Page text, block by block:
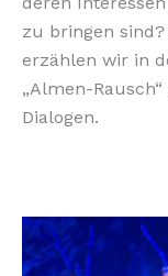
zu bringen
erzählen wir in
„Almen-
Dialogen.